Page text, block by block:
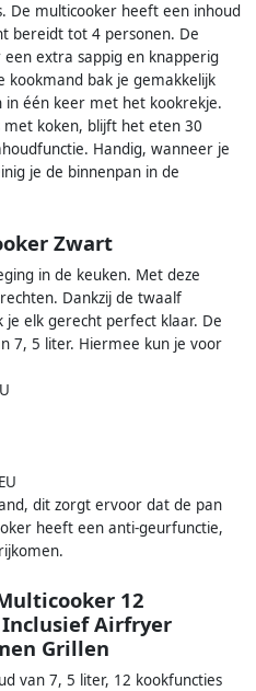
De multicooker heeft een inhoud
bereidt tot 4 personen. De
extra sappig en knapperig
bak je gemakkelijk
één keer met het kookrekje.
koken, blijft het eten 30
Handig, wanneer je
je de binnenpan in de
Zwart
in de keuken. Met deze
Dankzij de twaalf
je elk gerecht perfect klaar. De
7, 5 liter. Hiermee kun je voor
dit zorgt ervoor dat de pan
heeft een anti-geurfunctie,
12
Airfryer
Grillen
van 7, 5 liter, 12 kookfuncties